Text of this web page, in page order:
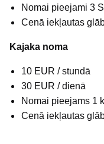
Nomai pieejami 3
Cenā iekļautas
Kajaka noma
10 EUR / stundā
30 EUR / dienā
Nomai pieejams 1
Cenā iekļautas